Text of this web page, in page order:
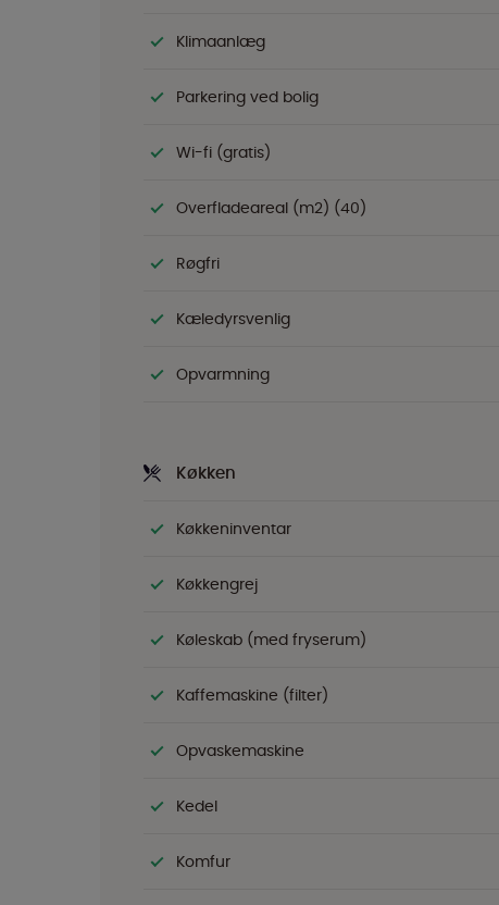
Klimaanlæg
Parkering ved bolig
Wi-fi (gratis)
Overfladeareal (m2) (40)
Røgfri
Kæledyrsvenlig
Opvarmning
Køkken
Køkkeninventar
Køkkengrej
Køleskab (med fryserum)
Kaffemaskine (filter)
Opvaskemaskine
Kedel
Komfur